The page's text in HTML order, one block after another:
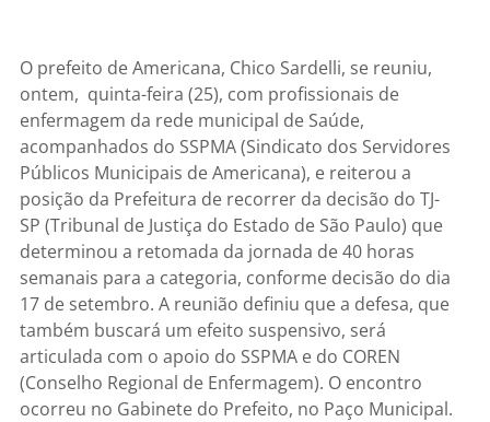
O prefeito de Americana, Chico Sardelli, se reuniu,
ontem, quinta-feira (25), com profissionais de
enfermagem da rede municipal de Saúde,
acompanhados do SSPMA (Sindicato dos Servidores
Públicos Municipais de Americana), e reiterou a
posição da Prefeitura de recorrer da decisão do TJ-
SP (Tribunal de Justiça do Estado de São Paulo) que
determinou a retomada da jornada de 40 horas
semanais para a categoria, conforme decisão do dia
17 de setembro. A reunião definiu que a defesa, que
também buscará um efeito suspensivo, será
articulada com o apoio do SSPMA e do COREN
(Conselho Regional de Enfermagem). O encontro
ocorreu no Gabinete do Prefeito, no Paço Municipal.